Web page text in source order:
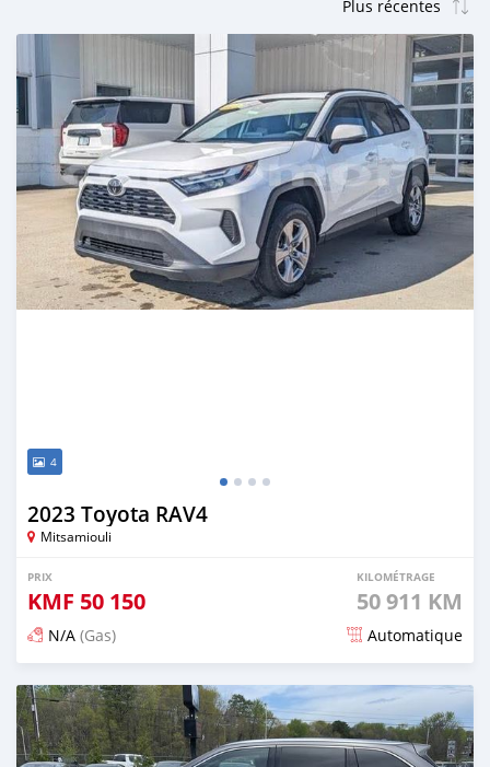
4
2023 Toyota RAV4
Mitsamiouli
PRIX
KMF 50 150
KILOMÉTRAGE
50 911 KM
N/A (Gas) Automatique
Publié il y a 3 mois